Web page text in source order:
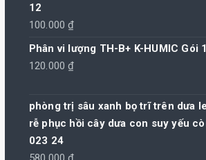
12
100.000₫
Phân vi lượng TH-B+ K-HUMIC Gói
120.000₫
phòng trị sâu xanh bọ trĩ trên dưa
rễ phục hồi cây dưa con suy yếu
023 24